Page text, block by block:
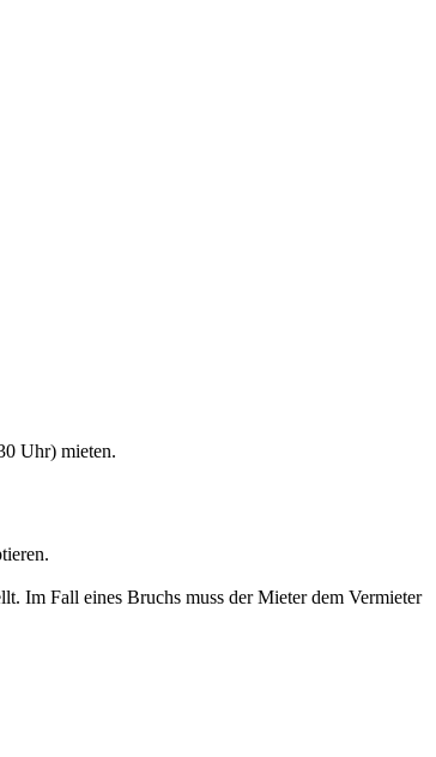
Uhr) mieten.
Im Fall eines Bruchs muss der Mieter dem Vermieter